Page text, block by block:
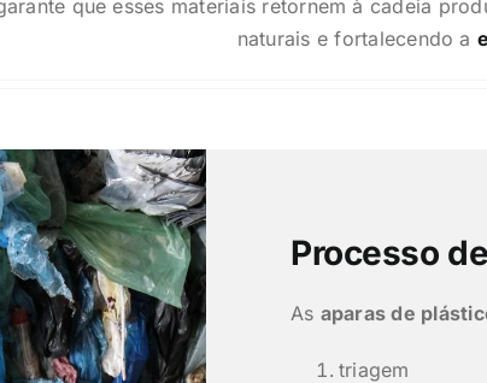
que esses materiais retornem à cadeia
naturais e fortalecendo a
Processo
As aparas de
triagem